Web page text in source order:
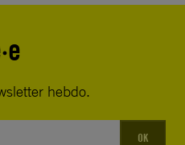
hebdo.
OK